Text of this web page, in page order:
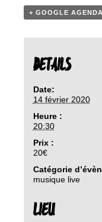
+ GOOGLE AGENDA
DETAILS
Date:
14 février 2020
Heure :
20:30
Prix :
20€
Catégorie
musique live
LIEU